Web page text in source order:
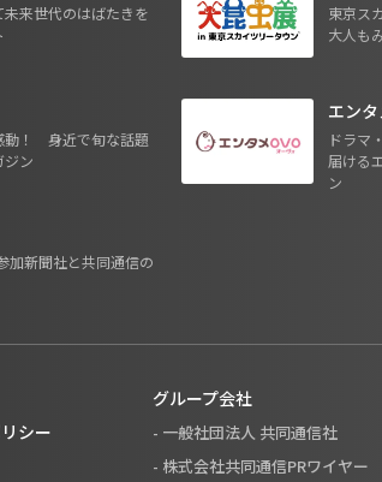
来世代のはばたきを
東京ス
大人も
動！ 身近で旬な話題
ジン
エン
ドラマ
届ける
ン
加新聞社と共同通信の
シー
グループ会社
- 一般社団法人 共同通信社
- 株式会社共同通信PRワイヤー